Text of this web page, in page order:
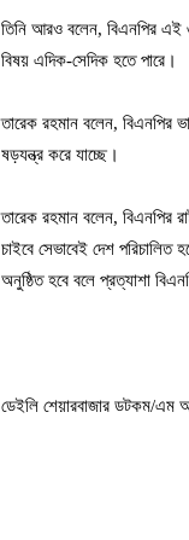
তিনি আরও বলেন, বিএনপির এই
বিষয় এদিক-সেদিক হতে পারে।
তারেক রহমান বলেন, বিএনপির
ষড়যন্ত্র করে যাচ্ছে।
তারেক রহমান বলেন, বিএনপির
চাইবে সেভাবেই দেশ পরিচালিত
অনুষ্ঠিত হবে বলে প্রত্যাশা
ডেইলি শেয়ারবাজার ডটকম/এম